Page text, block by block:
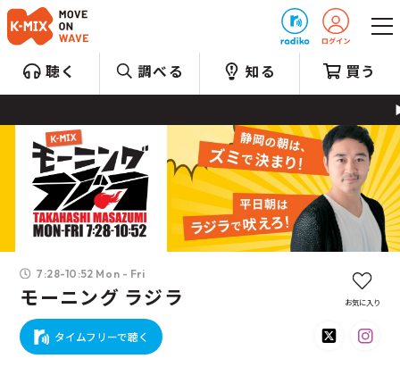
聴く 調べる 知る 買う
7:28-10:52 Mon - Fri
モーニング ラジラ
タイムフリーで聴く
お気に入り